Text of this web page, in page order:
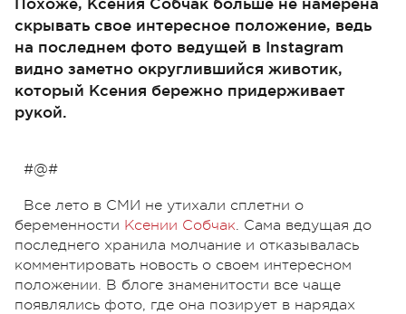
скрывать свое интересное положение, ведь
на последнем фото ведущей в Instagram
видно заметно округлившийся животик,
который Ксения бережно придерживает
рукой.
#@#
Все лето в СМИ не утихали сплетни о
беременности Ксении Собчак. Сама ведущая до
последнего хранила молчание и отказывалась
комментировать новость о своем интересном
положении. В блоге знаменитости все чаще
появлялись фото, где она позирует в нарядах